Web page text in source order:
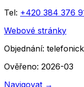
Tel: +420 384 376
Webové stránky
Objednání:
Ověřeno: 2026-03
Navigovat →